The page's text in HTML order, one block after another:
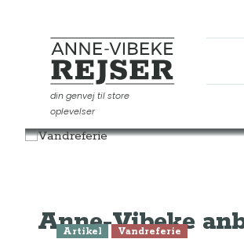
Anne-Vibeke Rejser
din genvej til store
oplevelser
Rejseinspiration
Anne-Vibeke
Artikel Vandreferie